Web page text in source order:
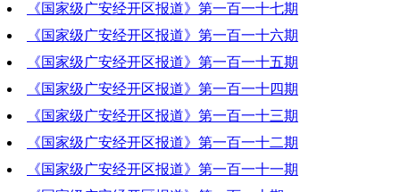
2021-06-17 19:45:42
《国家级广安经开区报道》第一百一十七期
2021-06-10 20:05:41
《国家级广安经开区报道》第一百一十六期
2021-06-03 19:10:28
《国家级广安经开区报道》第一百一十五期
2021-05-27 19:42:54
《国家级广安经开区报道》第一百一十四期
2021-05-20 19:18:22
《国家级广安经开区报道》第一百一十三期
2021-05-13 19:42:47
《国家级广安经开区报道》第一百一十二期
2021-05-06 20:36:52
《国家级广安经开区报道》第一百一十一期